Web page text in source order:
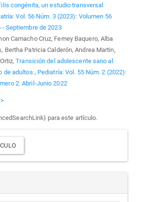
congénita, un estudio transversal
Vol. 56 Núm. 3 (2023): Volumen 56
- Septiembre de 2023
Camacho Cruz, Ferney Baquero, Alba
Bertha Patricia Calderón, Andrea Martin,
Transición del adolescente sano al
de adultos , Pediatría: Vol. 55 Núm. 2 (2022):
2. Abril-Junio 2022
para este artículo.